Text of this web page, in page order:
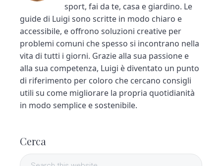
sport, fai da te, casa e giardino. Le
guide di Luigi sono scritte in modo chiaro e
accessibile, e offrono soluzioni creative per
problemi comuni che spesso si incontrano nella
vita di tutti i giorni. Grazie alla sua passione e
alla sua competenza, Luigi è diventato un punto
di riferimento per coloro che cercano consigli
utili su come migliorare la propria quotidianità
in modo semplice e sostenibile.
Cerca
S